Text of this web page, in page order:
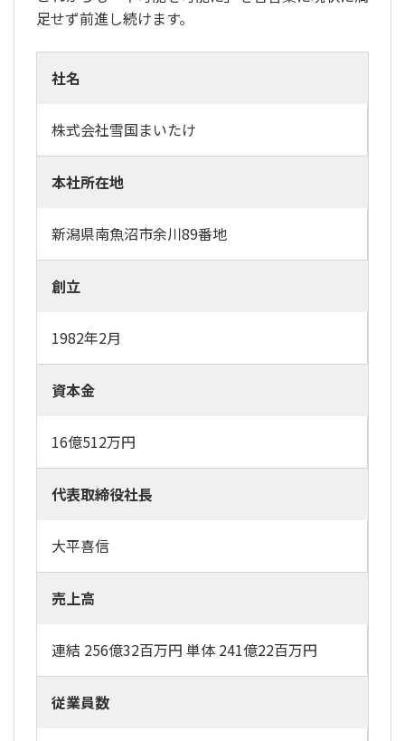
足せず前進し続けます。
社名
株式会社雪国まいたけ
本社所在地
新潟県南魚沼市余川89番地
創立
1982年2月
資本金
16億512万円
代表取締役社長
大平喜信
売上高
連結 256億32百万円 単体 241億22百万円
従業員数